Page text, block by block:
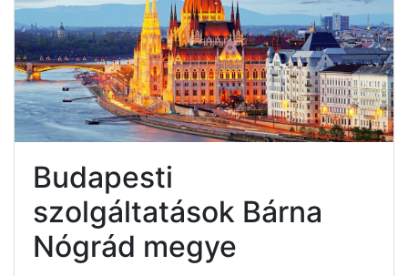
Budapesti
szolgáltatások Bárna
Nógrád megye